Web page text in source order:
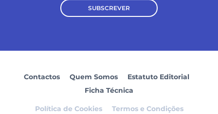
SUBSCREVER
Contactos Quem Somos
Estatuto Editorial
Ficha Técnica
Política de Cookies Termos e Condições